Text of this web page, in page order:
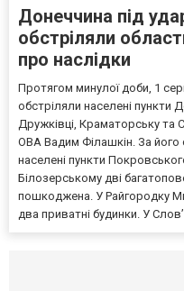
Донеччина під
обстріляли
про наслідки
Протягом минулої доби, 1
обстріляли населені пункти
Дружківці, Краматорську та
ОВА Вадим Філашкін. За його
населені пункти
Білозерському дві
пошкоджена. У Райгородку
два приватні будинки. У